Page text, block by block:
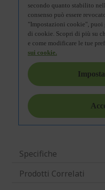
Specifiche